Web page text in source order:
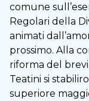
comune
Regolari della
animati
prossimo. Alla
riforma del
Teatini si
superiore